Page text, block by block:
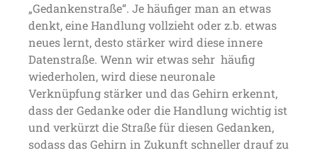
„Gedankenstraße“. Je häufiger man an etwas
denkt, eine Handlung vollzieht oder z.b. etwas
neues lernt, desto stärker wird diese innere
Datenstraße. Wenn wir etwas sehr häufig
wiederholen, wird diese neuronale
Verknüpfung stärker und das Gehirn erkennt,
dass der Gedanke oder die Handlung wichtig ist
und verkürzt die Straße für diesen Gedanken,
sodass das Gehirn in Zukunft schneller drauf zu